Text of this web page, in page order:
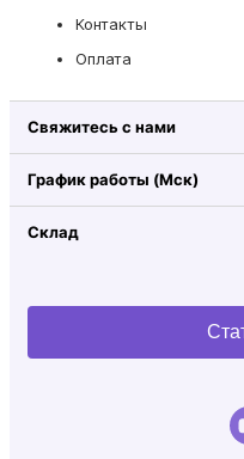
Контакты
Оплата
Свяжитесь с нами
График работы (Мск)
Склад